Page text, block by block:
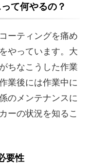
て何やるの？
ーティングを痛め
やっています。大
ちなこうした作業
業後には作業中に
のメンテナンスに
ーの状況を知るこ
要性